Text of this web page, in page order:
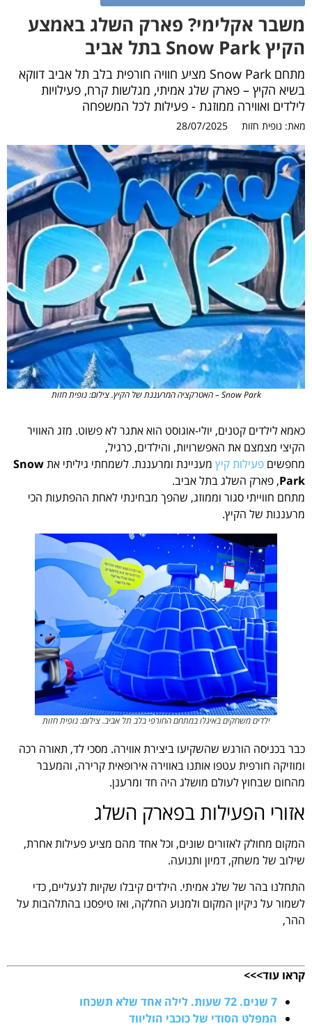
משבר אקלימי? פארק השלג באמצע
הקיץ Snow Park בתל אביב
מתחם Snow Park מציע חוויה חורפית בלב תל אביב דווקא
בשיא הקיץ – פארק שלג אמיתי, מגלשות קרח, פעילויות
לילדים ואווירה ממוזגת - פעילות לכל המשפחה
מאת: נופית חזות 28/07/2025
Snow Park – האטרקציה המרעננת של הקיץ. צילום: נופית חזות
כאמא לילדים קטנים, יולי-אוגוסט הוא אתגר לא פשוט. מזג האוויר
הקיצי מצמצם את האפשרויות, והילדים, כרגיל,
מחפשים פעילות קיץ מעניינת ומרעננת. לשמחתי גיליתי אתSnow
Park, פארק השלג בתל אביב.
מתחם חווייתי סגור וממוזג, שהפך מבחינתי לאחת ההפתעות הכי
מרעננות של הקיץ.
ילדים משחקים באיגלו במתחם החורפי בלב תל אביב. צילום: נופית חזות
כבר בכניסה הורגש שהשקיעו ביצירת אווירה. מסכי לד, תאורה רכה
ומוזיקה חורפית עטפו אותנו באווירה אירופאית קרירה, והמעבר
מהחום שבחוץ לעולם מושלג היה חד ומרענן.
אזורי הפעילות בפארק השלג
המקום מחולק לאזורים שונים, וכל אחד מהם מציע פעילות אחרת,
שילוב של משחק, דמיון ותנועה.
התחלנו בהר של שלג אמיתי. הילדים קיבלו שקיות לנעליים, כדי
לשמור על ניקיון המקום ולמנוע החלקה, ואז טיפסנו בהתלהבות על
ההר,
קראו עוד>>>
7 שנים. 72 שעות. לילה אחד שלא תשכחו
המפלט הסודי של כוכבי הוליווד